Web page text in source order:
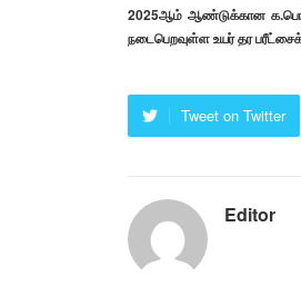
2025ஆம் ஆண்டுக்கான க.பொ.த
நடைபெறவுள்ள உயர் தர
Tweet on Twitter
Editor